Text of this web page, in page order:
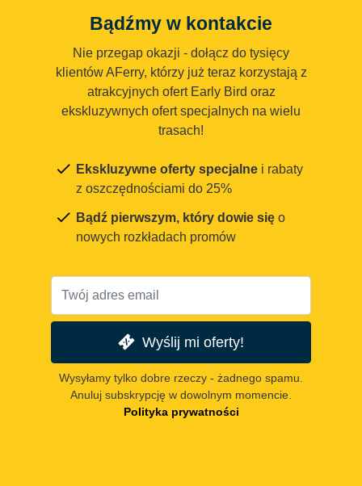
Bądźmy w kontakcie
Nie przegap okazji - dołącz do tysięcy
klientów AFerry, którzy już teraz korzystają z
atrakcyjnych ofert Early Bird oraz
ekskluzywnych ofert specjalnych na wielu
trasach!
Ekskluzywne oferty specjalne i rabaty
z oszczędnościami do 25%
Bądź pierwszym, który dowie się o
nowych rozkładach promów
Wyślij mi oferty!
Wysyłamy tylko dobre rzeczy - żadnego spamu.
Anuluj subskrypcję w dowolnym momencie.
Polityka prywatności